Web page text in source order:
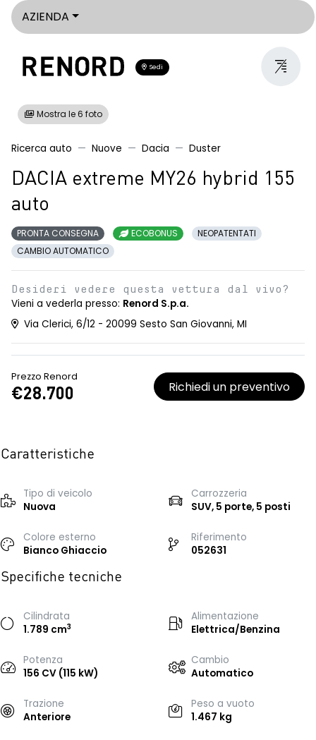
AZIENDA
Sedi
Mostra le 6 foto
Ricerca auto Nuove Dacia Duster
DACIA extreme MY26 hybrid 155
auto
PRONTA CONSEGNA ECOBONUS
NEOPATENTATI
CAMBIO AUTOMATICO
Desideri vedere questa vettura dal vivo?
Vieni a vederla presso: Renord S.p.a.
Via Clerici, 6/12 - 20099 Sesto San Giovanni, MI
Prezzo Renord
€28.700 Richiedi un preventivo
Caratteristiche
Tipo di veicolo
Nuova
Carrozzeria
SUV, 5 porte, 5 posti
Colore esterno
Bianco Ghiaccio
Riferimento
052631
Specifiche tecniche
Cilindrata
1.789 cm3
Alimentazione
Elettrica/Benzina
Potenza
156 CV (115 kW)
Cambio
Automatico
Trazione
Anteriore
Peso a vuoto
1.467 kg